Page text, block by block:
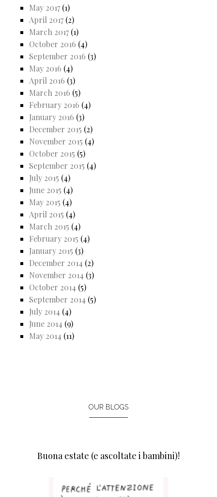
May 2017(1)
April 2017(2)
March 2017(1)
October 2016 (4)
September 2016 (3)
May 2016 (4)
April 2016 (3)
March 2016 (5)
February 2016 (4)
January 2016 (3)
December 2015 (2)
November 2015 (4)
October 2015 (5)
September 2015 (4)
July 2015 (4)
June 2015 (4)
May 2015 (4)
April 2015 (4)
March 2015 (4)
February 2015 (4)
January 2015 (3)
December 2014 (2)
November 2014 (3)
October 2014 (5)
September 2014 (5)
July 2014 (4)
June 2014 (9)
May 2014 (11)
OUR BLOGS
Buona estate (e ascoltate i bambini)!